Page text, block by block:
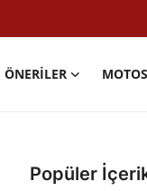
ÖNERILER
Popüler